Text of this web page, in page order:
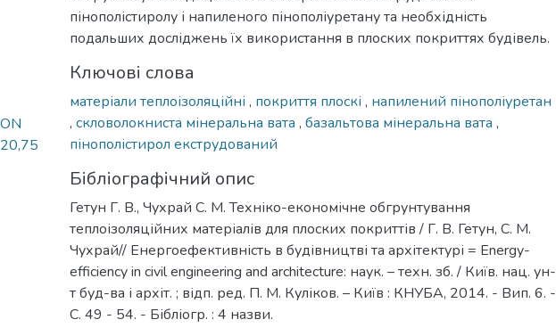
пінополістиролу і напиленого пінополіуретану та необхідність
подальших досліджень їх використання в плоских покриттях будівель.
Ключові слова
матеріали теплоізоляційні , покриття плоскі , напилений пінополіуретан
, скловолокниста мінеральна вата , базальтова мінеральна вата ,
пінополістирол екструдований
Бібліографічний опис
Гетун Г. В., Чухрай С. М. Техніко-економічне обгрунтування
теплоізоляційних матеріалів для плоских покриттів / Г. В. Гетун, С. М.
Чухрай// Енергоефективність в будівництві та архітектурі = Energy-
efficiency in civil engineering and architecture: наук. – техн. зб. / Київ. нац. ун-
т буд-ва і архіт. ; відп. ред. П. М. Куліков. – Київ : КНУБА, 2014. - Вип. 6. -
С. 49 - 54. - Бібліогр. : 4 назви.